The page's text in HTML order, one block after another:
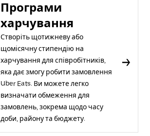
Програми
харчування
Створіть щотижневу або
щомісячну стипендію на
харчування для співробітників,
яка дає змогу робити замовлення
Uber Eats. Ви можете легко
визначати обмеження для
замовлень, зокрема щодо часу
доби, району та бюджету.